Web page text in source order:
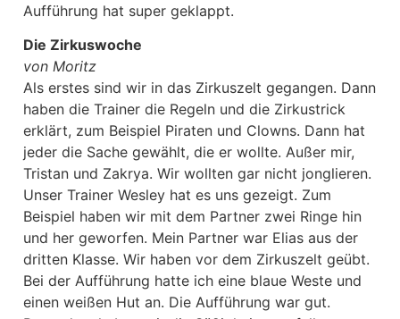
Aufführung hat super geklappt.
Die Zirkuswoche
von Moritz
Als erstes sind wir in das Zirkuszelt gegangen. Dann
haben die Trainer die Regeln und die Zirkustrick
erklärt, zum Beispiel Piraten und Clowns. Dann hat
jeder die Sache gewählt, die er wollte. Außer mir,
Tristan und Zakrya. Wir wollten gar nicht jonglieren.
Unser Trainer Wesley hat es uns gezeigt. Zum
Beispiel haben wir mit dem Partner zwei Ringe hin
und her geworfen. Mein Partner war Elias aus der
dritten Klasse. Wir haben vor dem Zirkuszelt geübt.
Bei der Aufführung hatte ich eine blaue Weste und
einen weißen Hut an. Die Aufführung war gut.